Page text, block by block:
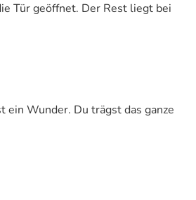
Tür geöffnet. Der Rest liegt bei
ein Wunder. Du trägst das ganze